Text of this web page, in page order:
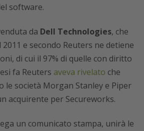
software.
da Dell Technologies, che
2011 e secondo Reuters ne detiene
di cui il 97% di quelle con diritto
fa Reuters aveva rivelato che
le società Morgan Stanley e Piper
acquirente per Secureworks.
un comunicato stampa, unirà le